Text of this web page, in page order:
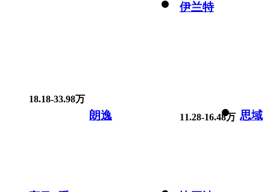
伊兰特
18.18-33.98万
朗逸 11.28-16.48万 思域